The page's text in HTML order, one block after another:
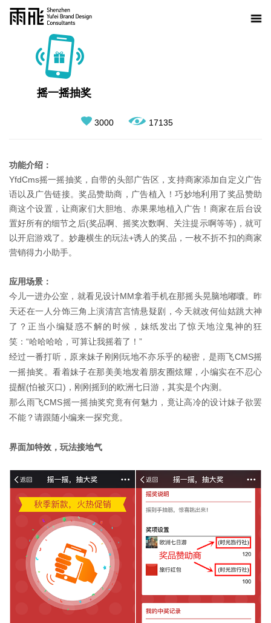
摇一摇抽奖
3000 17135
功能介绍：
YfdCms摇一摇抽奖，自带的头部广告区，支持商家添加自定义广告
语以及广告链接。奖品赞助商，广告植入！巧妙地利用了奖品赞助
商这个设置，让商家们大胆地、赤果果地植入广告！商家在后台设
置好所有的细节之后(奖品啊、摇奖次数啊、关注提示啊等等)，就可
以开启游戏了。妙趣横生的玩法+诱人的奖品，一枚不折不扣的商家
营销得力小助手。
应用场景：
今儿一进办公室，就看见设计MM拿着手机在那摇头晃脑地嘟囔。昨
天还在一人分饰三角上演清宫言情悬疑剧，今天就改何仙姑跳大神
了？正当小编疑惑不解的时候，妹纸发出了惊天地泣鬼神的狂
笑：“哈哈哈哈，可算让我摇着了！”
经过一番打听，原来妹子刚刚玩地不亦乐乎的秘密，是雨飞CMS摇
一摇抽奖。看着妹子在那美美地发着朋友圈炫耀，小编实在不忍心
提醒(怕被灭口)，刚刚摇到的欧洲七日游，其实是个内测。
那么雨飞CMS摇一摇抽奖究竟有何魅力，竟让高冷的设计妹子欲罢
不能？请跟随小编来一探究竟。
界面加特效，玩法接地气